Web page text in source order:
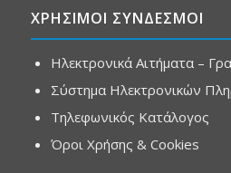
ΧΡΗΣΙΜΟΙ ΣΥΝΔΕΣΜΟΙ
Ηλεκτρονικά Αιτήματα –
Σύστημα Ηλεκτρονικών
Τηλεφωνικός Κατάλογος
Όροι Χρήσης & Cookies